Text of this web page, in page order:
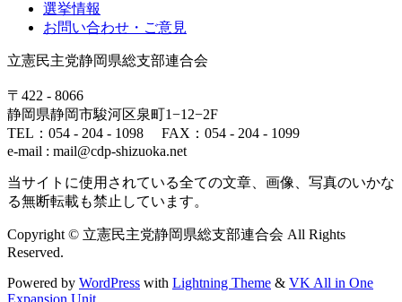
選挙情報
お問い合わせ・ご意見
立憲民主党静岡県総支部連合会
〒422 - 8066
静岡県静岡市駿河区泉町1−12−2F
TEL：054 - 204 - 1098 FAX：054 - 204 - 1099
e-mail : mail@cdp-shizuoka.net
当サイトに使用されている全ての文章、画像、写真のいかな
る無断転載も禁止しています。
Copyright © 立憲民主党静岡県総支部連合会 All Rights
Reserved.
Powered by WordPress with Lightning Theme & VK All in One